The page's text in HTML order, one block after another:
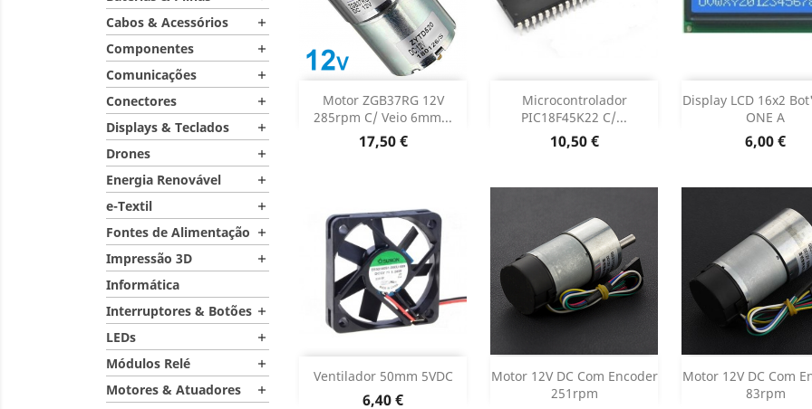
Cabos & Acessórios 
Componentes 
Comunicações 
Conectores 
Displays & Teclados 
Drones 
Energia Renovável 
e-Textil 
Fontes de Alimentação 
Impressão 3D 
Informática
Interruptores & Botões 
LEDs 
Módulos Relé 
Motores & Atuadores 
Motor ZGB37RG 12V
285rpm C/ Veio 6mm...
Preço
17,50 €
Adicionar 
Dados do produto
Microcontrolador
PIC18F45K22 C/...
Preço
10,50 €
Adicionar 
Dados do produto
Display LCD 16x2
ONE A
Preço
6,00 €
Adicionar
Dados do
Ventilador 50mm 5VDC
Preço
6,40 €
Adicionar 
Motor 12V DC Com Encoder
251rpm
Adicionar 
Motor 12V DC Com
83rpm
Adicionar